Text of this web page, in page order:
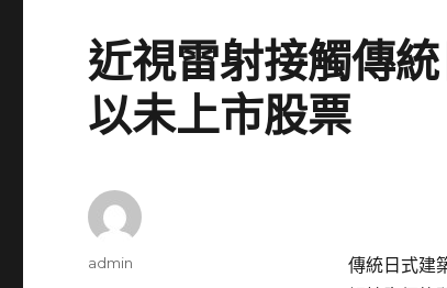
近視雷射接觸傳
以未上市股票
傳統日式建
作
admin